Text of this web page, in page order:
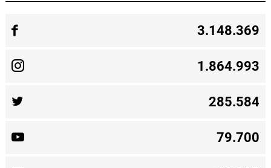
3.148.369
1.864.993
285.584
79.700